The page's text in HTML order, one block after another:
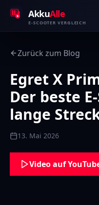
AkkuAlle
E-SCOOTER VERGLEICH
Zurück zum Blog
Egret X
Der beste
lange
13. Mai 2026
Video auf